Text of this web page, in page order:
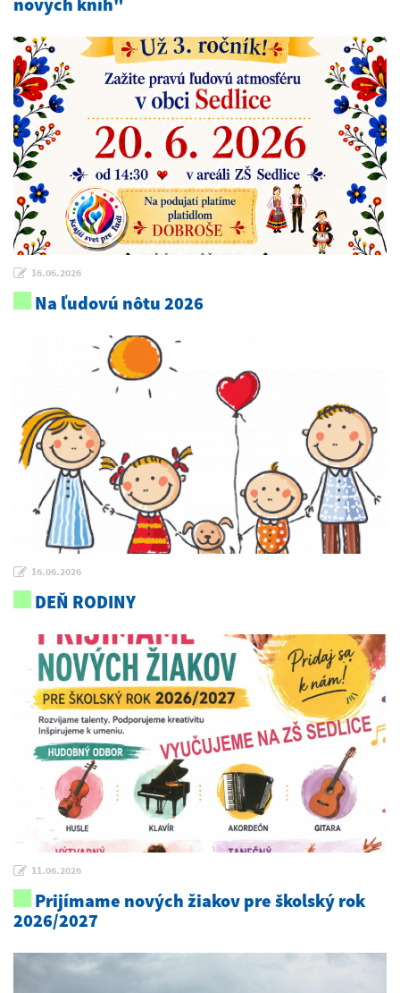
16.06.2026
Na ľudovú nôtu 2026
16.06.2026
DEŇ RODINY
11.06.2026
Prijímame nových žiakov pre školský rok
2026/2027